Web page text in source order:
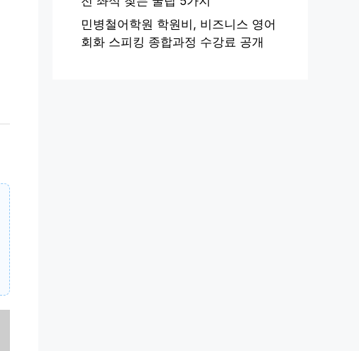
민병철어학원 학원비, 비즈니스 영어
회화 스피킹 종합과정 수강료 공개